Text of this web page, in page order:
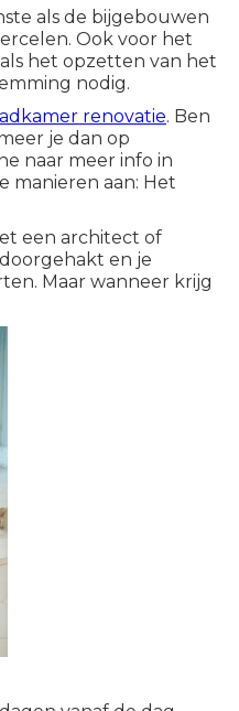
als de bijgebouwen
Ook voor het
het opzetten van het
nodig.
renovatie. Ben
je dan op
naar meer info in
manieren aan: Het
een architect of
en je
Maar wanneer krijg